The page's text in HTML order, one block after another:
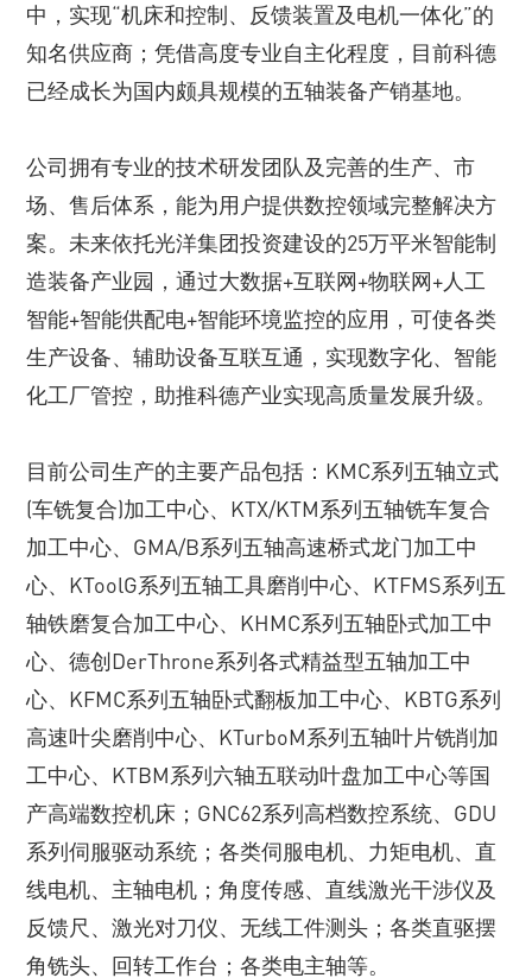
中，实现“机床和控制、反馈装置及电机一体化”的
知名供应商；凭借高度专业自主化程度，目前科德
已经成长为国内颇具规模的五轴装备产销基地。
公司拥有专业的技术研发团队及完善的生产、市
场、售后体系，能为用户提供数控领域完整解决方
案。未来依托光洋集团投资建设的25万平米智能制
造装备产业园，通过大数据+互联网+物联网+人工
智能+智能供配电+智能环境监控的应用，可使各类
生产设备、辅助设备互联互通，实现数字化、智能
化工厂管控，助推科德产业实现高质量发展升级。
目前公司生产的主要产品包括：KMC系列五轴立式
(车铣复合)加工中心、KTX/KTM系列五轴铣车复合
加工中心、GMA/B系列五轴高速桥式龙门加工中
心、KToolG系列五轴工具磨削中心、KTFMS系列五
轴铁磨复合加工中心、KHMC系列五轴卧式加工中
心、德创DerThrone系列各式精益型五轴加工中
心、KFMC系列五轴卧式翻板加工中心、KBTG系列
高速叶尖磨削中心、KTurboM系列五轴叶片铣削加
工中心、KTBM系列六轴五联动叶盘加工中心等国
产高端数控机床；GNC62系列高档数控系统、GDU
系列伺服驱动系统；各类伺服电机、力矩电机、直
线电机、主轴电机；角度传感、直线激光干涉仪及
反馈尺、激光对刀仪、无线工件测头；各类直驱摆
角铣头、回转工作台；各类电主轴等。